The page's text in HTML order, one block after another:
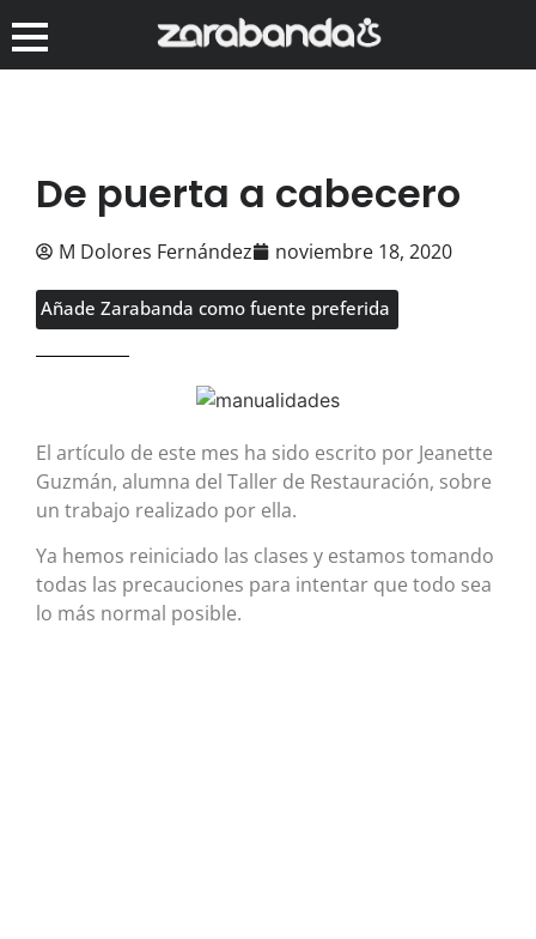
De puerta a cabecero
M Dolores Fernández noviembre 18, 2020
Añade Zarabanda como fuente preferida
El artículo de este mes ha sido escrito por Jeanette
Guzmán, alumna del Taller de Restauración, sobre
un trabajo realizado por ella.
Ya hemos reiniciado las clases y estamos tomando
todas las precauciones para intentar que todo sea
lo más normal posible.